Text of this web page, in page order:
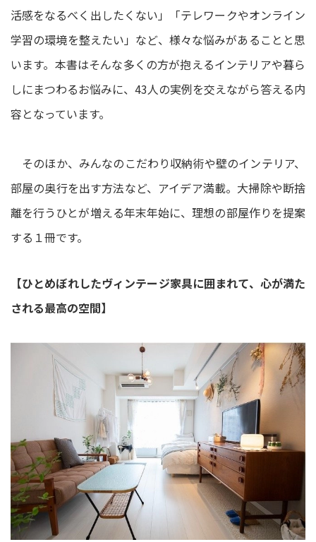
活感をなるべく出したくない」「テレワークやオンライン
学習の環境を整えたい」など、様々な悩みがあることと思
います。本書はそんな多くの方が抱えるインテリアや暮ら
しにまつわるお悩みに、43人の実例を交えながら答える内
容となっています。
そのほか、みんなのこだわり収納術や壁のインテリア、
部屋の奥行を出す方法など、アイデア満載。大掃除や断捨
離を行うひとが増える年末年始に、理想の部屋作りを提案
する１冊です。
【ひとめぼれしたヴィンテージ家具に囲まれて、心が満た
される最高の空間】